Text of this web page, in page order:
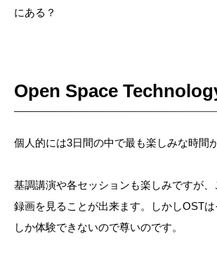
にある？
Open Space
個人的には3日間の中で最も楽しみな時間
基調講演や各セッションも楽しみですが、
録画を見ることが出来ます。しかしOST
しか体験できないので尊いのです。